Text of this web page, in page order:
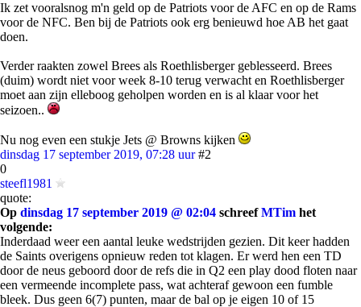
Ik zet vooralsnog m'n geld op de Patriots voor de AFC en op de Rams
voor de NFC. Ben bij de Patriots ook erg benieuwd hoe AB het gaat
doen.
Verder raakten zowel Brees als Roethlisberger geblesseerd. Brees
(duim) wordt niet voor week 8-10 terug verwacht en Roethlisberger
moet aan zijn elleboog geholpen worden en is al klaar voor het
seizoen..
Nu nog even een stukje Jets @ Browns kijken
dinsdag 17 september 2019, 07:28 uur #2
0
steefl1981
quote:
Op dinsdag 17 september 2019 @ 02:04 schreefMTim het
volgende:
Inderdaad weer een aantal leuke wedstrijden gezien. Dit keer hadden
de Saints overigens opnieuw reden tot klagen. Er werd hen een TD
door de neus geboord door de refs die in Q2 een play dood floten naar
een vermeende incomplete pass, wat achteraf gewoon een fumble
bleek. Dus geen 6(7) punten, maar de bal op je eigen 10 of 15